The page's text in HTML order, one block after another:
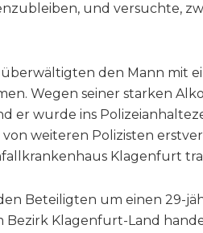
und versuchte,
den Mann mit
Wegen seiner starken
er wurde ins
weiteren Polizisten
Klagenfurt
Beteiligten um einen 29-
Bezirk Klagenfurt-Land